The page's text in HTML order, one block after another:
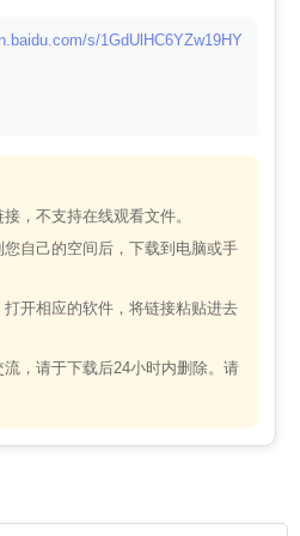
s/1GdUlHC6YZw19HY
，不支持在线观看文件。
自己的空间后，下载到电脑或手
开相应的软件，将链接粘贴进去
，请于下载后24小时内删除。请